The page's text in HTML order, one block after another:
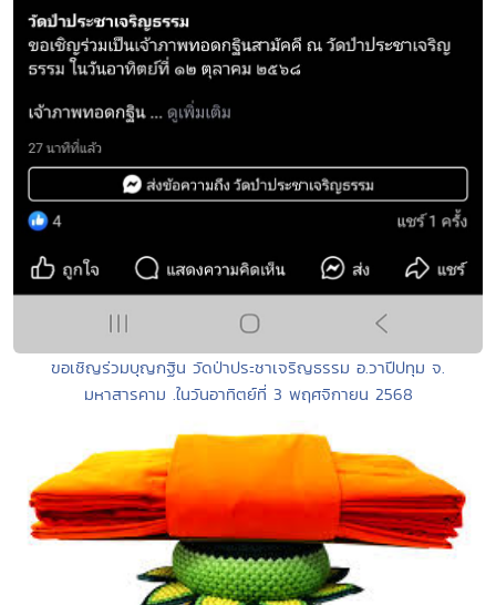
ขอเชิญร่วมบุญกฐิน วัดป่าประชาเจริญธรรม อ.วาปีปทุม จ.
มหาสารคาม .ในวันอาทิตย์ที่ 3 พฤศจิกายน 2568